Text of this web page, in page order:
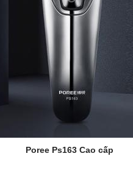
Poree Ps163​ Cao cấp